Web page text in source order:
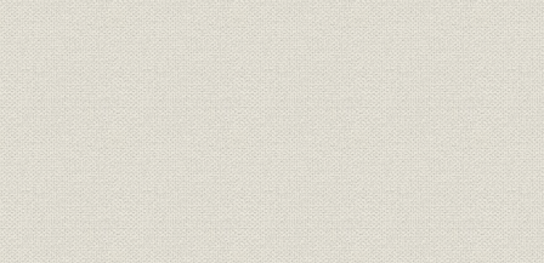
定款 三井不動産株式会社原始定款
定款 三井不動産株式会社現行定款
従業員 従業員数の推移 昭和16年~